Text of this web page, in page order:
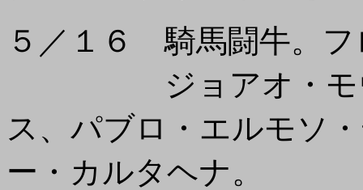
５／１６ 騎馬闘牛。
ジョアオ・モウラ
ス、パブロ・エルモソ
ー・カルタヘナ。